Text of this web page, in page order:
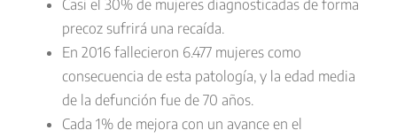
Casi el 30% de mujeres diagnosticadas de forma
precoz sufrirá una recaída.
En 2016 fallecieron 6.477 mujeres como
consecuencia de esta patología, y la edad media
de la defunción fue de 70 años.
Cada 1% de mejora con un avance en el